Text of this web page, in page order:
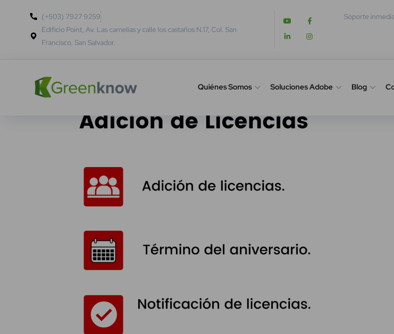
(+503) 7927 9259
Edificio Point, Av. Las camelias y calle los castaños N.17, Col. San
Francisco, San Salvador.
Soporte
Quiénes Somos Soluciones Adobe Blog